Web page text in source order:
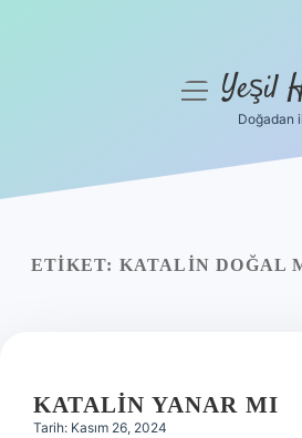
Yasal Uyarı
menüyüYeşil
Doğadan
ETIKET: KATALIN DOĞAL
KATALIN YANAR MI
Tarih: Kasım 26, 2024